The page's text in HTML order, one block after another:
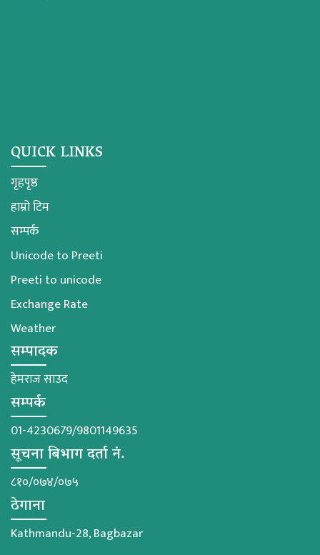
QUICK LINKS
गृहपृष्ठ
हाम्रो टिम
सम्पर्क
Unicode to Preeti
Preeti to unicode
Exchange Rate
Weather
सम्पादक
हेमराज साउद
सम्पर्क
01-4230679/9801149635
सूचना बिभाग दर्ता नं.
८१०/०७४/०७५
ठेगाना
Kathmandu-28, Bagbazar